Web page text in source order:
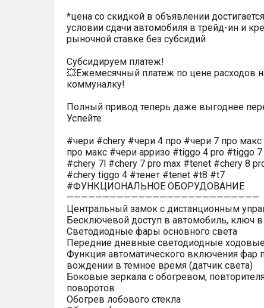
*цена со скидкой в объявлении
условии сдачи автомобиля в трейд-ин и
рыночной ставке без субсидий
Субсидируем платеж!
💥Ежемесячный платеж по цене расходов
коммуналку!
Полный привод теперь даже выгоднее
Успейте
#чери #chery #чери 4 про #чери 7 про макс
про макс #чери арризо #tiggo 4 pro #tiggo 7
#chery 7l #chery 7 pro max #tenet #chery 8
#chery tiggo 4 #тенет #tenet #t8 #t7
#ФУНКЦИОНАЛЬНОЕ ОБОРУДОВАНИЕ
———————————————————————————
Центральный замок с дистанционным
Бесключевой доступ в автомобиль, ключ
Светодиодные фары основного света
Передние дневные светодиодные
Функция автоматического включения фар
вождении в темное время (датчик света)
Боковые зеркала с обогревом,
поворотов
Обогрев лобового стекла